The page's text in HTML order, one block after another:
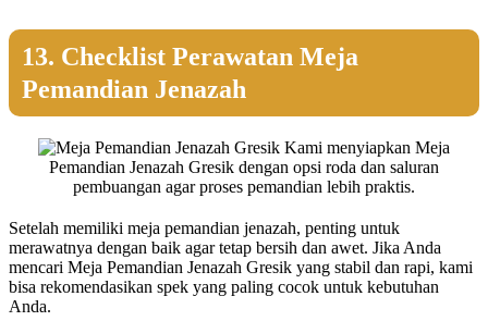
13. Checklist Perawatan Meja
Pemandian Jenazah
Kami menyiapkan Meja
Pemandian Jenazah Gresik dengan opsi roda dan saluran
pembuangan agar proses pemandian lebih praktis.
Setelah memiliki meja pemandian jenazah, penting untuk
merawatnya dengan baik agar tetap bersih dan awet. Jika Anda
mencari Meja Pemandian Jenazah Gresik yang stabil dan rapi, kami
bisa rekomendasikan spek yang paling cocok untuk kebutuhan
Anda.